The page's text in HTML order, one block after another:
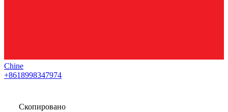
Chine
+8618998347974
Скопировано